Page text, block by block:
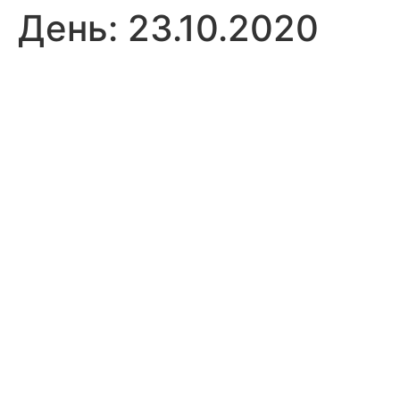
День: 23.10.2020